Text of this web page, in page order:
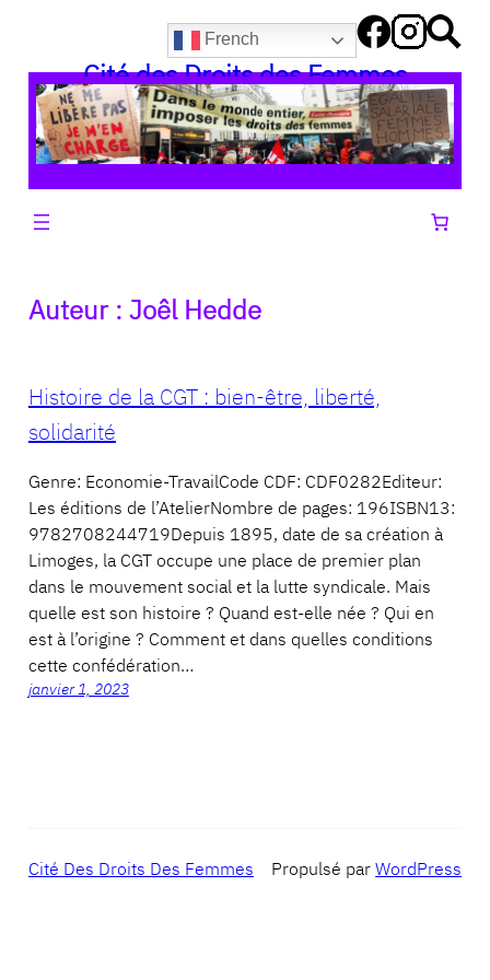
contenu
French
Cité des Droits des Femmes
Auteur : Joêl Hedde
Histoire de la CGT : bien-être, liberté,
solidarité
Genre: Economie-TravailCode CDF: CDF0282Editeur:
Les éditions de l’AtelierNombre de pages: 196ISBN13:
9782708244719Depuis 1895, date de sa création à
Limoges, la CGT occupe une place de premier plan
dans le mouvement social et la lutte syndicale. Mais
quelle est son histoire ? Quand est-elle née ? Qui en
est à l’origine ? Comment et dans quelles conditions
cette confédération…
janvier 1, 2023
Cité Des Droits Des Femmes Propulsé parWordPress